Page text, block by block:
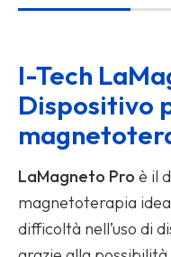
I-Tech
Dispositivo
LaMagneto Pro è il
magnetoterapia
difficoltà nell’uso di